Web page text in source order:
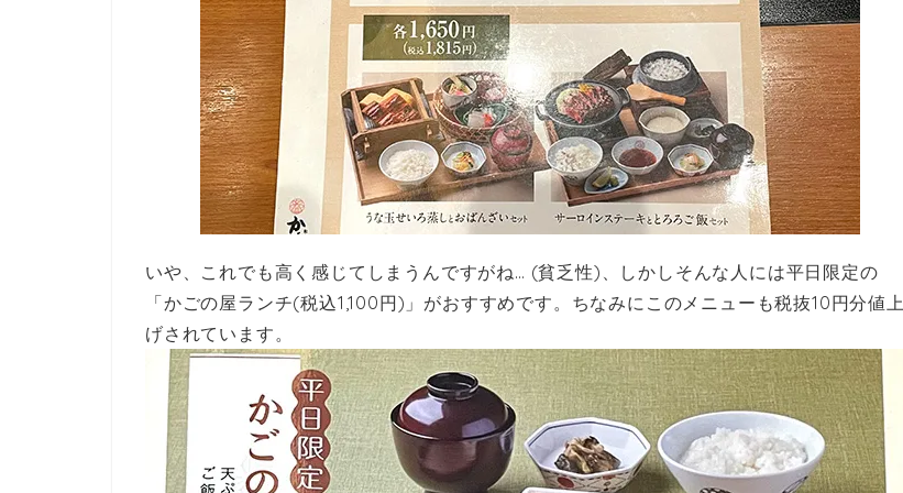
いや、これでも高く感じてしまうんですがね… (貧乏性)、しかしそんな人には平日限定の
「かごの屋ランチ(税込1,100円)」がおすすめです。ちなみにこのメニューも税抜10円分値上
げされています。